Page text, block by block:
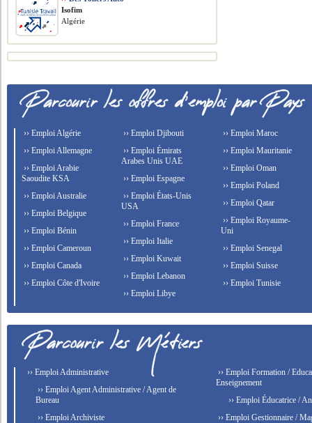
Isofim
Algérie
›› Emploi Algérie
›› Emploi Allemagne
›› Emploi Arabie
Saoudite KSA
›› Emploi Australie
›› Emploi Belgique
›› Emploi Bénin
›› Emploi Cameroun
›› Emploi Canada
›› Emploi Côte d'Ivoire
›› Emploi Djibouti
›› Emploi Émirats
Arabes Unis UAE
›› Emploi Espagne
›› Emploi États-Unis
USA
›› Emploi France
›› Emploi Italie
›› Emploi Kuwait
›› Emploi Lebanon
›› Emploi Libye
›› Emploi Maroc
›› Emploi Mauritanie
›› Emploi Oman
›› Emploi Poland
›› Emploi Qatar
›› Emploi Royaume-
Uni
›› Emploi Senegal
›› Emploi Suisse
›› Emploi Tunisie
›› Emploi Administrative
›› Emploi Agent Administrative / Agent de
Bureau
›› Emploi Archiviste
›› Emploi Formation /
Enseignement
›› Emploi Éducatrice /
›› Emploi Gestionnaire /